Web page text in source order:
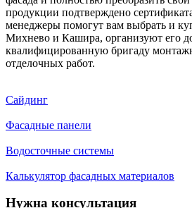
продукции подтверждено
менеджеры помогут вам выбрать и
Михнево и Кашира, организуют его
квалифицированную бригаду
отделочных работ.
Сайдинг
Фасадные панели
Водосточные системы
Калькулятор фасадных материалов
Нужна консультация